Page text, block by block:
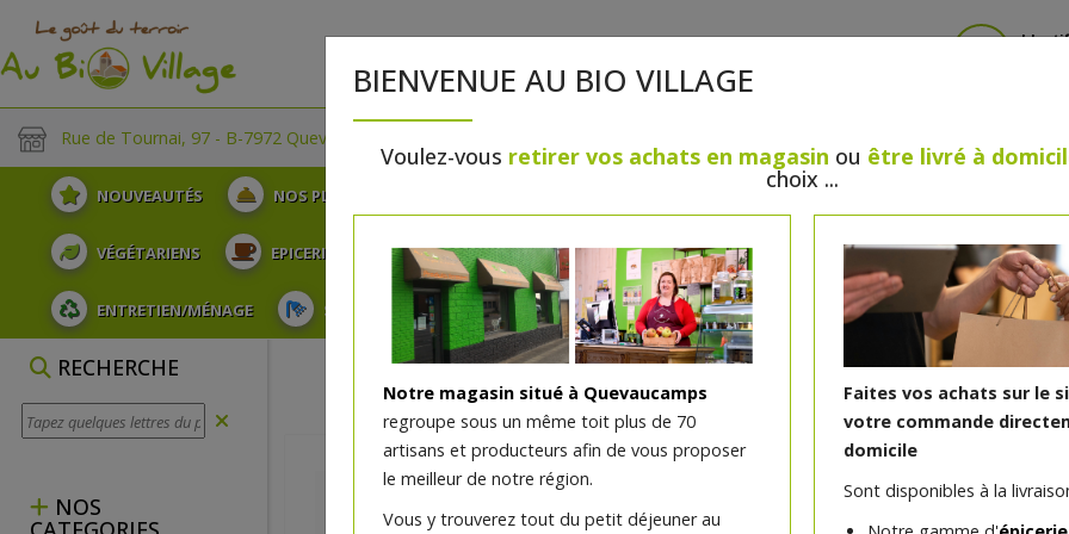
Rue de Tournai, 97 - B-7972 Quevaucamps
NOUVEAUTÉS NOS PLATEAUX
VÉGÉTARIENS EPICERIE PLATS TRAITEUR BOULANGERIE / PÂTISSERIE SANS GLUTEN, SANS
ENTRETIEN/MÉNAGE SOINS ET HYGIÈNE DU CORPS BEAUTÉ HUILES ESSENTIELLES MAISON
RECHERCHE
NOS
BIENVENUE AU BIO VILLAGE
Voulez-vous retirer vos achats en magasin ou être livré à
choix ...
Notre magasin situé à Quevaucamps
regroupe sous un même toit plus de 70
artisans et producteurs afin de vous proposer
le meilleur de notre région.
Vous y trouverez tout du petit déjeuner au
Faites vos achats sur le
votre commande
domicile
Sont disponibles à la
Twibio fraise bio 150g
Avec sirop de blé et sucre de canne